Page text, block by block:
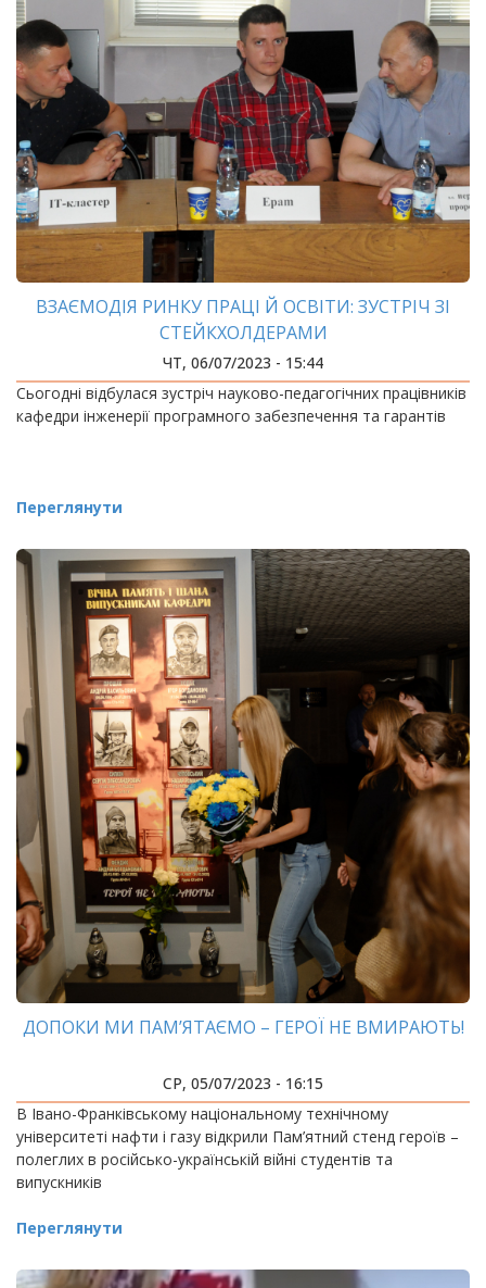
ВЗАЄМОДІЯ РИНКУ ПРАЦІ Й ОСВІТИ: ЗУСТРІЧ ЗІ
СТЕЙКХОЛДЕРАМИ
ЧТ, 06/07/2023 - 15:44
Сьогодні відбулася зустріч науково-педагогічних працівників
кафедри інженерії програмного забезпечення та гарантів
Переглянути
ДОПОКИ МИ ПАМ’ЯТАЄМО – ГЕРОЇ НЕ ВМИРАЮТЬ!
СР, 05/07/2023 - 16:15
В Івано-Франківському національному технічному
університеті нафти і газу відкрили Пам’ятний стенд героїв –
полеглих в російсько-українській війні студентів та
випускників
Переглянути